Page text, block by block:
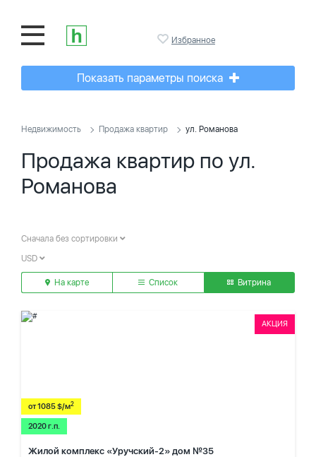
Избранное
Показать параметры поиска
Недвижимость Продажа квартир ул. Романова
Продажа квартир по ул.
Романова
Сначала без сортировки
USD
На карте Список Витрина
АКЦИЯ
от 1085 $/м2
2020 г.п.
Жилой комплекс «Уручский-2» дом №35